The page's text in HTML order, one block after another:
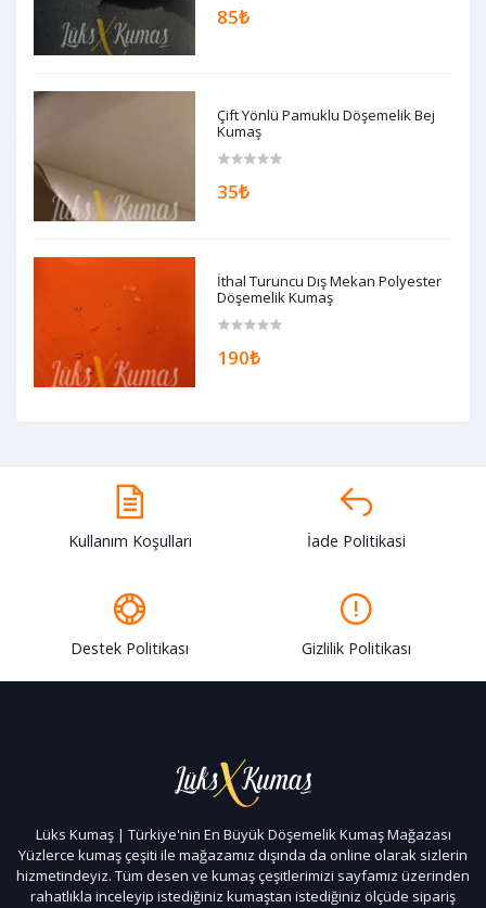
85₺
Çift Yönlü Pamuklu Döşemelik Bej
Kumaş
35₺
İthal Turuncu Dış Mekan Polyester
Döşemelik Kumaş
190₺
Kullanım Koşulları İade Politikasi
Destek Politikası Gizlilik Politikası
Lüks Kumaş | Türkiye'nin En Büyük Döşemelik Kumaş Mağazası
Yüzlerce kumaş çeşiti ile mağazamız dışında da online olarak sizlerin
hizmetindeyiz. Tüm desen ve kumaş çeşitlerimizi sayfamız üzerinden
rahatlıkla inceleyip istediğiniz kumaştan istediğiniz ölçüde sipariş